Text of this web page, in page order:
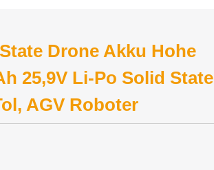
Drone Akku Hohe
25,9V Li-Po Solid State
AGV Roboter